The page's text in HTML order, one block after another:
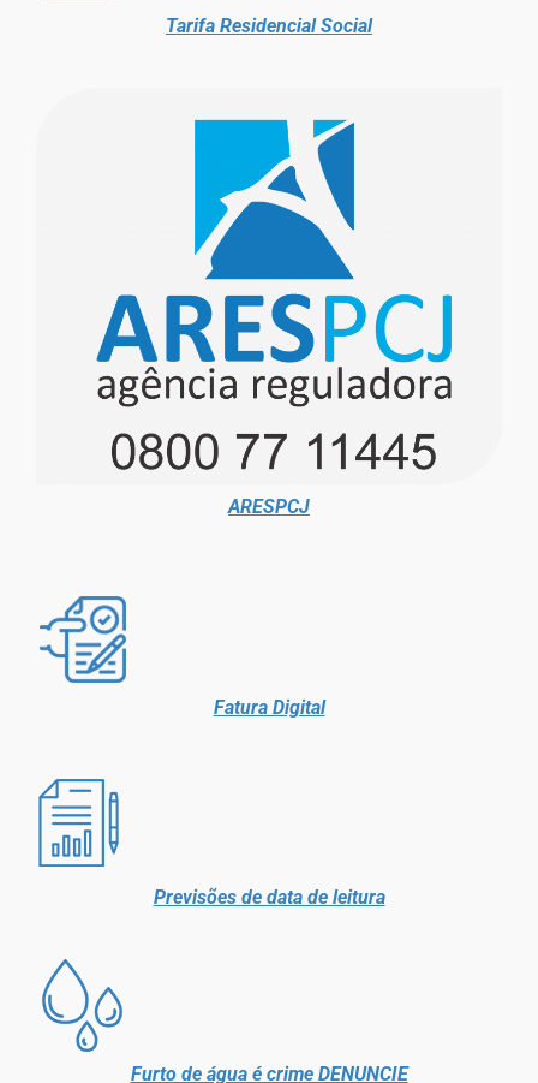
Tarifa Residencial Social
ARESPCJ
Fatura Digital
Previsões de data de leitura
Furto de água é crime DENUNCIE